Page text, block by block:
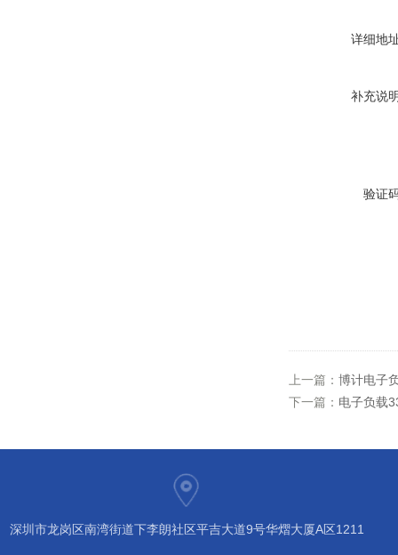
详细地
补充说
验证
上一篇： 博计电子
下一篇： 电子负载
深圳市龙岗区南湾街道下李朗社区平吉大道9号华熠大厦A区1211